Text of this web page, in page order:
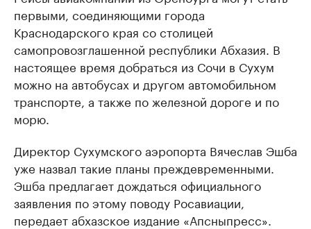
первыми, соединяющими города
Краснодарского края со столицей
самопровозглашенной республики Абхазия. В
настоящее время добраться из Сочи в Сухум
можно на автобусах и другом автомобильном
транспорте, а также по железной дороге и по
морю.
Директор Сухумского аэропорта Вячеслав Эшба
уже назвал такие планы преждевременными.
Эшба предлагает дождаться официального
заявления по этому поводу Росавиации,
передает абхазское издание «Апсныпресс».